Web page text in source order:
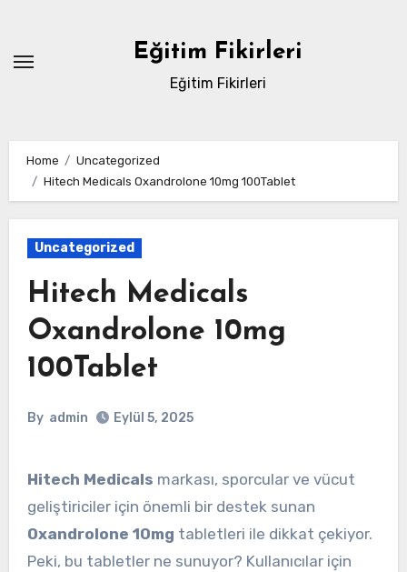
content
Eğitim Fikirleri
Eğitim Fikirleri
Home
Uncategorized
Hitech Medicals Oxandrolone 10mg 100Tablet
Uncategorized
Hitech Medicals
Oxandrolone 10mg
100Tablet
By admin Eylül 5, 2025
Hitech Medicals markası, sporcular ve vücut
geliştiriciler için önemli bir destek sunan
Oxandrolone 10mg tabletleri ile dikkat çekiyor.
Peki, bu tabletler ne sunuyor? Kullanıcılar için